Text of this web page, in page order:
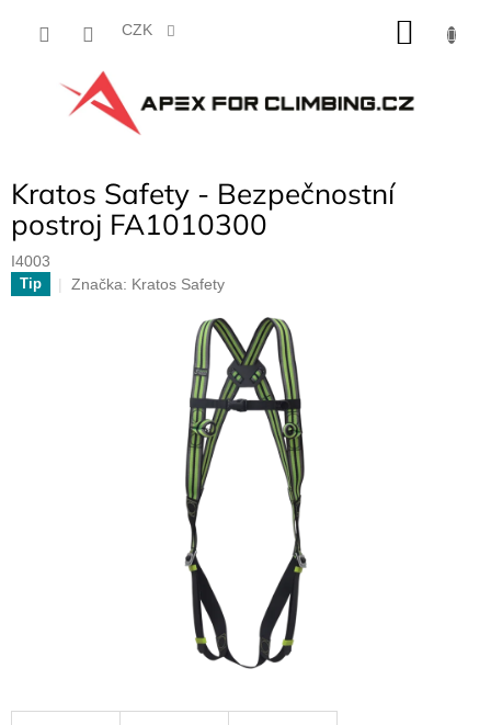
CZK
Kratos Safety - Bezpečnostní
postroj FA1010300
I4003
Tip Značka: Kratos Safety